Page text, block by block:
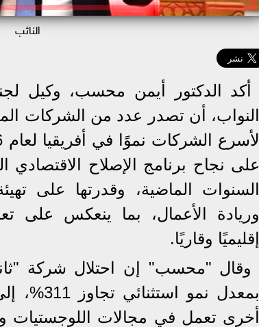
النائب
أكد الدكتور أيمن محسب، وكيل
النواب، أن تصدر عدد من الشركات
على نجاح برنامج الإصلاح الاقتصادي
السنوات الماضية، وقدرتها على
وريادة الأعمال، بما ينعكس على
إقليميًا وقاريًا.
وقال "محسب" إن احتلال شركة
بمعدل
أخرى تعمل في مجالات اللوجستيات